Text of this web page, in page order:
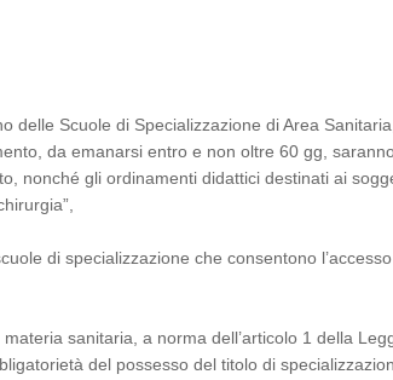
delle Scuole di Specializzazione di Area
da emanarsi entro e non oltre 60 gg,
nonché gli ordinamenti didattici destinati ai
di specializzazione che consentono
sanitaria, a norma dell’articolo 1 della
del possesso del titolo di